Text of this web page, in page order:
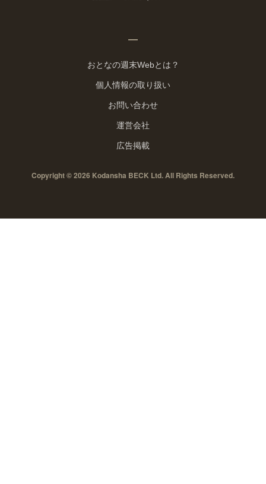
おとなの週末Webとは？
個人情報の取り扱い
お問い合わせ
運営会社
広告掲載
Copyright © 2026 Kodansha BECK Ltd. All Rights Reserved.